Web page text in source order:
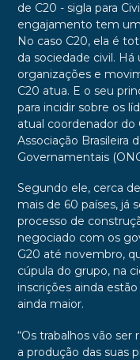
de C20 - sigla para
engajamento tem
No caso C20, ela é
da sociedade civil.
organizações e
C20 atua. E o seu
para incidir sobre os
atual coordenador do
Associação Brasileira
Governamentais
Segundo ele, cerca
mais de 60 países, já
processo de
negociado com os
G20 até novembro,
cúpula do grupo, na
inscrições ainda
ainda maior.
“Os trabalhos vão ser
a produção das suas